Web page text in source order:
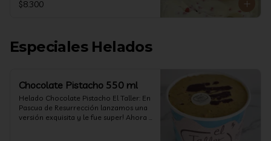
$8.300
Especiales Helados
Chocolate Pistacho 550 ml
Helado Chocolate Pistacho El Taller: En
Pascua de Resurrección lanzamos una
versión exquisita y le fue super! Ahora